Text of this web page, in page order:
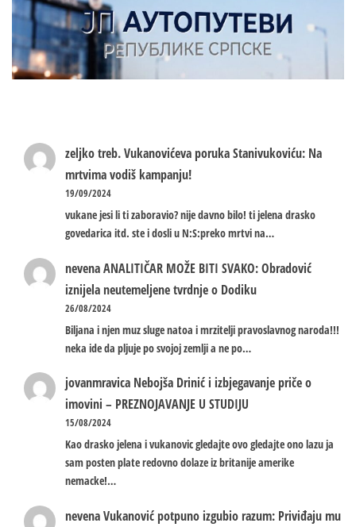
zeljko treb.Vukanovićeva poruka Stanivukoviću: Na
mrtvima vodiš kampanju!
19/09/2024
vukane jesi li ti zaboravio? nije davno bilo! ti jelena drasko
govedarica itd. ste i dosli u N:S:preko mrtvi na…
nevenaANALITIČAR MOŽE BITI SVAKO: Obradović
iznijela neutemeljene tvrdnje o Dodiku
26/08/2024
Biljana i njen muz sluge natoa i mrzitelji pravoslavnog naroda!!!
neka ide da pljuje po svojoj zemlji a ne po…
jovanmravica Nebojša Drinić i izbjegavanje priče o
imovini – PREZNOJAVANJE U STUDIJU
15/08/2024
Kao drasko jelena i vukanovic gledajte ovo gledajte ono lazu ja
sam posten plate redovno dolaze iz britanije amerike
nemacke!…
nevenaVukanović potpuno izgubio razum: Priviđaju mu